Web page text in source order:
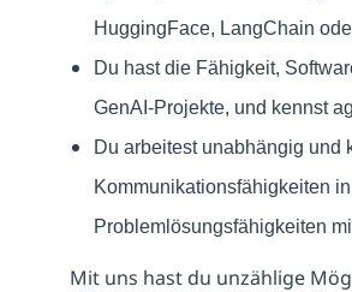
HuggingFace, LangChain
Du hast die Fähigkeit,
GenAI-Projekte, und kennst
Du arbeitest unabhängig und
Kommunikationsfähigkeiten
Problemlösungsfähigkeiten
Mit uns hast du unzählige